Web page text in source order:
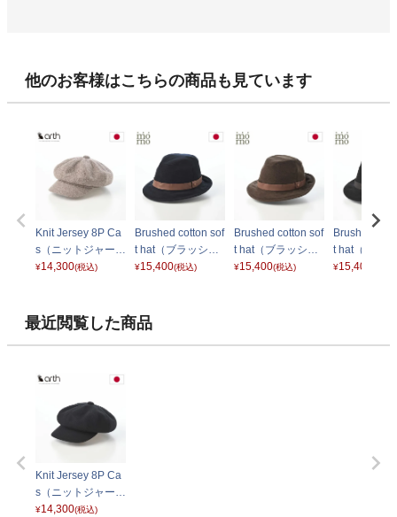
他のお客様はこちらの商品も見ています
Knit Jersey 8P Ca
s（ニットジャージ
ー キャス） ベージ
¥14,300(税込)
Brushed cotton sof
t hat（ブラッシュ
ドコットン ソフト
¥15,400(税込)
Brushed cotton sof
t hat（ブラッシュ
ドコットン ソフト
¥15,400(税込)
Brushed
t hat（ブラ
ドコットン
¥15,400
最近閲覧した商品
Knit Jersey 8P Ca
s（ニットジャージ
ー キャス） ブラッ
¥14,300(税込)